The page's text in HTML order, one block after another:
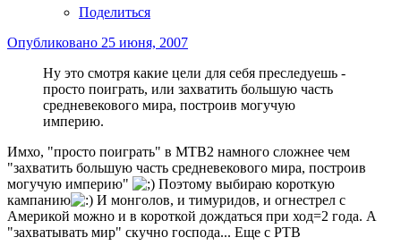
Поделиться
Опубликовано 25 июня, 2007
Ну это смотря какие цели для себя преследуешь -
просто поиграть, или захватить большую часть
средневекового мира, построив могучую
империю.
Имхо, "просто поиграть" в МТВ2 намного сложнее чем
"захватить большую часть средневекового мира, построив
могучую империю"
Поэтому выбираю короткую
кампанию
И монголов, и тимуридов, и огнестрел с
Америкой можно и в короткой дождаться при ход=2 года. А
"захватывать мир" скучно господа... Еще с РТВ